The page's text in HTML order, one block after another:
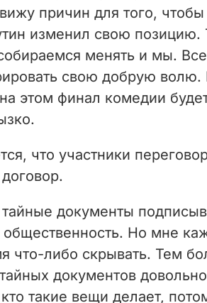
e
o
причин для того,
изменил свою позицию.
менять и мы.
свою добрую
этом финал комедии
что участники
документы
общественность. Но мне
что-либо скрывать. Тем
документов
такие вещи делает,